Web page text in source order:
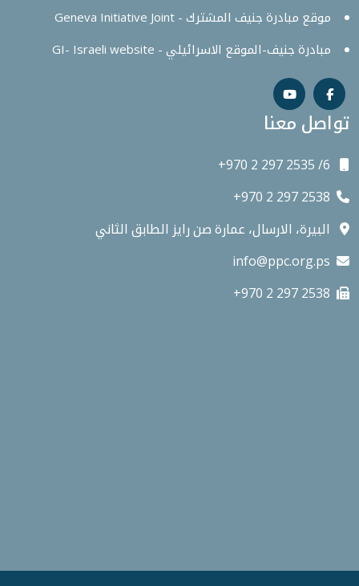
موقع مبادرة جنيف المشترك - Geneva Initiative Joint
مبادرة جنيف-الموقع الاسرائيلي - GI- Israeli website
تواصل معنا
+970 2 297 2535 /6
+970 2 297 2538
info@ppc.org.ps
+970 2 297 2538